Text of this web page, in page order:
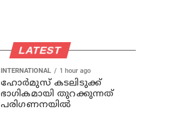
LATEST
INTERNATIONAL 1 hour ago
ഹോര്‍മുസ് കടലിടുക്ക്
ഭാഗികമായി തുറക്കുന്നത്
പരിഗണനയില്‍